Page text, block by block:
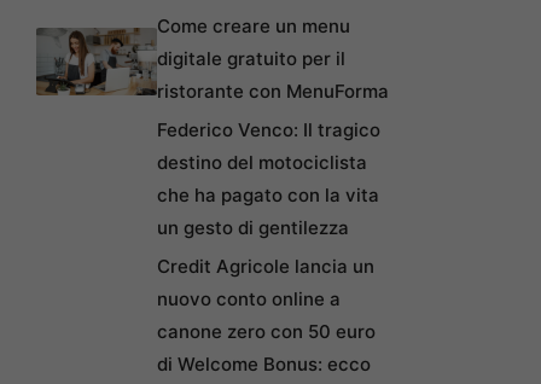
Come creare un menu
digitale gratuito per il
ristorante con MenuForma
Federico Venco: Il tragico
destino del motociclista
che ha pagato con la vita
un gesto di gentilezza
Credit Agricole lancia un
nuovo conto online a
canone zero con 50 euro
di Welcome Bonus: ecco